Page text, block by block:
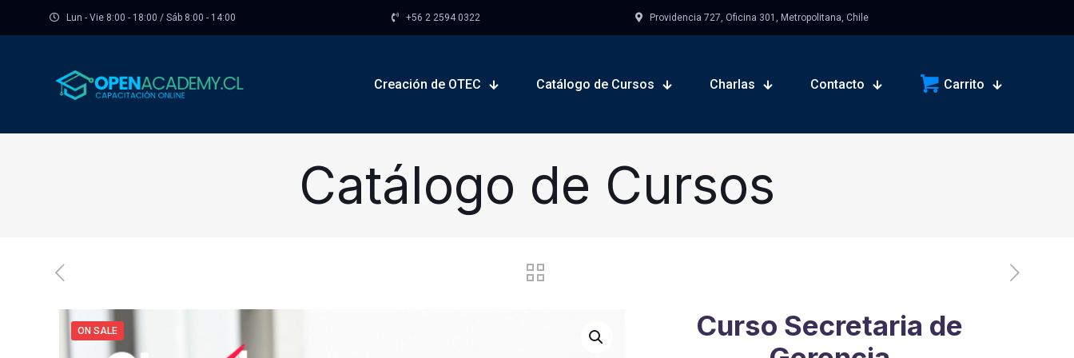
Lun - Vie 8:00 - 18:00 / Sáb 8:00 - 14:00 +56 2 2594 0322 Providencia 727, Oficina 301, Metropolitana, Chile
Creación de OTEC Catálogo de Cursos Charlas Contacto Carrito
Catálogo de Cursos
ON SALE
Curso Secretaria de